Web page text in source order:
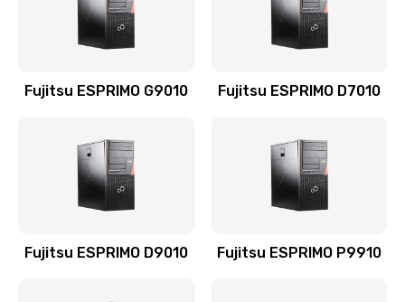
Fujitsu ESPRIMO G9010 Fujitsu ESPRIMO D7010
Fujitsu ESPRIMO D9010 Fujitsu ESPRIMO P9910